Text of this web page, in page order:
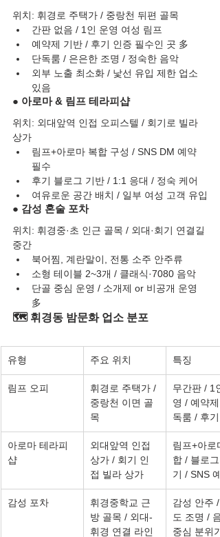
위치: 휘경로 주택가 / 중랑천 뒤편 골목
간판 없음 / 1인 운영 여성 림프
예약제 기반 / 후기 인증 필수인 곳 多
단독룸 / 은은한 조명 / 정숙한 음악
외부 노출 최소화 / 낯선 유입 제한 업소
있음
● 아로마 & 림프 테라피샵
위치: 외대앞역 인접 오피스텔 / 회기로 빌라
상가
림프+아로마 복합 구성 / SNS DM 예약
필수
후기 블로그 기반 / 1:1 응대 / 정숙 케어
여유로운 공간 배치 / 일부 여성 고객 유입
● 감성 혼술 포차
위치: 휘경중·초 인근 골목 / 외대·회기 연결길
중간
북어찜, 계란말이, 전통 소주 안주류
소형 테이블 2~3개 / 클래식·7080 음악
단골 중심 운영 / 소개제 or 비공개 운영
多
🗺️ 휘경동 밤문화 업소 분포
유형 주요 위치 특징
림프 오피
휘경로 주택가 /
중랑천 이면 골
목
무간판 / 1
영 / 예약제
독룸 / 후기
아로마 테라피
샵
외대앞역 인접
상가 / 회기 인
접 빌라 상가
림프+아로
합 / 블로그
기 / SNS
감성 포차
휘경중학교 근
방 골목 / 외대-
휘경 연결 라인
감성 안주 /
도 조명 /
중심 분위